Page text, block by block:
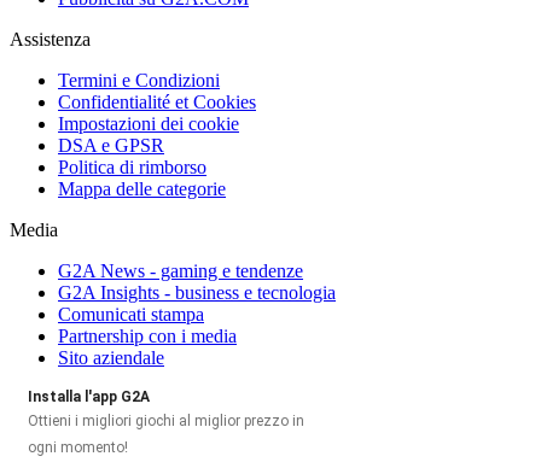
Assistenza
Termini e Condizioni
Confidentialité et Cookies
Impostazioni dei cookie
DSA e GPSR
Politica di rimborso
Mappa delle categorie
Media
G2A News - gaming e tendenze
G2A Insights - business e tecnologia
Comunicati stampa
Partnership con i media
Sito aziendale
Installa l'app G2A
Ottieni i migliori giochi al miglior prezzo in
ogni momento!